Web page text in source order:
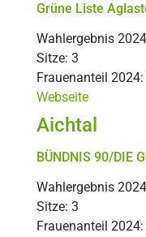
Grüne Liste
Wahlergebnis
Sitze: 3
Frauenanteil 2024:
Webseite
Aichtal
BÜNDNIS 90/DIE
Wahlergebnis
Sitze: 3
Frauenanteil 2024: